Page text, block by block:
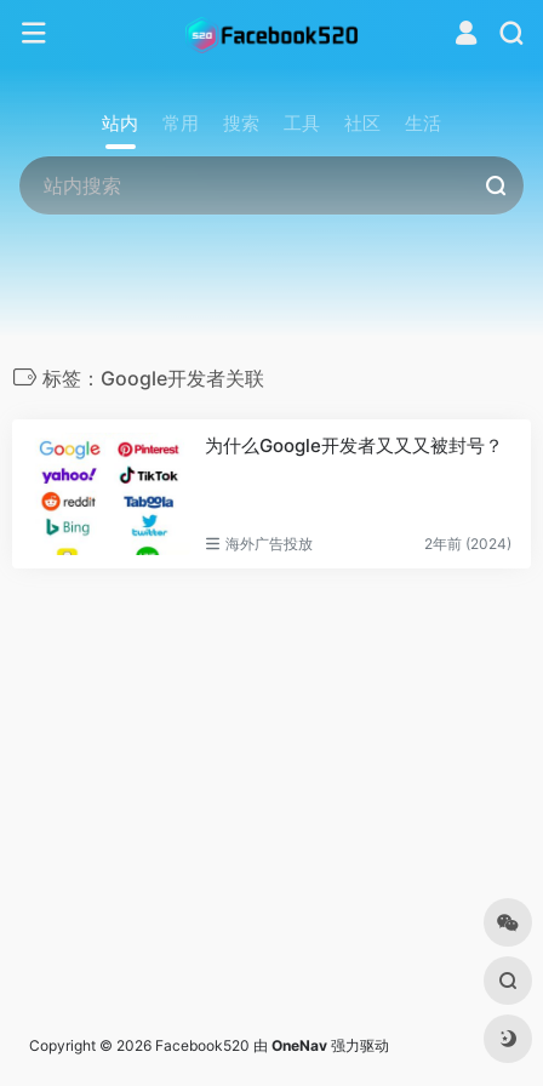
站内 常用 搜索 工具 社区 生活
标签：Google开发者关联
为什么Google开发者又又又被封号？
海外广告投放 2年前 (2024)
Copyright © 2026 Facebook520 由 OneNav 强力驱动